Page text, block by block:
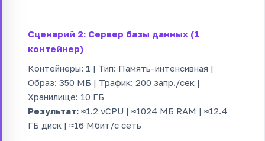
Сценарий 2: Сервер базы данных (1
контейнер)
Контейнеры: 1 | Тип: Память-интенсивная |
Образ: 350 МБ | Трафик: 200 запр./сек |
Хранилище: 10 ГБ
Результат: ≈1.2 vCPU | ≈1024 МБ RAM | ≈12.4
ГБ диск | ≈16 Мбит/с сеть